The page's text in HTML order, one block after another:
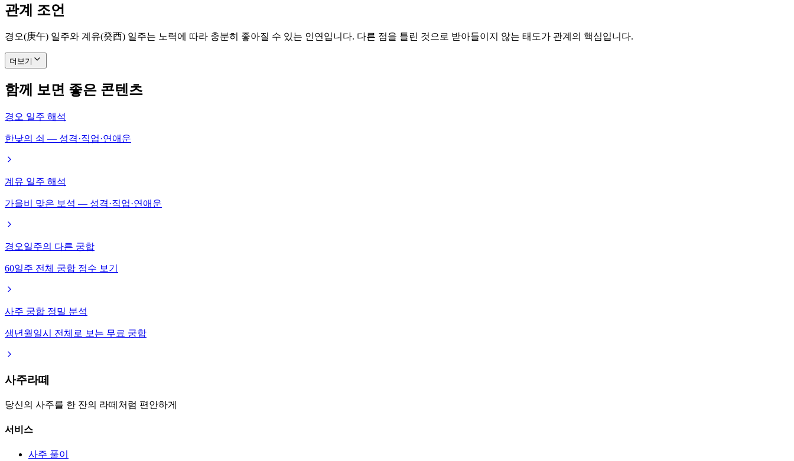
관계 조언
경오(庚午) 일주와 계유(癸酉) 일주는 노력에 따라 충분히 좋아질 수 있는 인연입니다. 다른 점을 틀린 것으로 받아들이지 않는 태도가 관계의 핵심입니다.
더보기
함께 보면 좋은 콘텐츠
경오 일주 해석
한낮의 쇠 — 성격·직업·연애운
계유 일주 해석
가을비 맞은 보석 — 성격·직업·연애운
경오일주의 다른 궁합
60일주 전체 궁합 점수 보기
사주 궁합 정밀 분석
생년월일시 전체로 보는 무료 궁합
사주라떼
당신의 사주를 한 잔의 라떼처럼 편안하게
서비스
사주 풀이